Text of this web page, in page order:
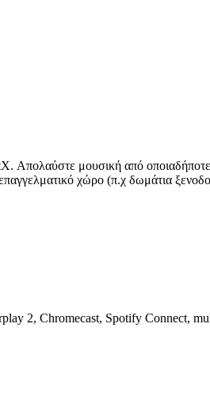
Απολαύστε μουσική από
χώρο (π.χ δωμάτια
2, Chromecast, Spotify Connect,